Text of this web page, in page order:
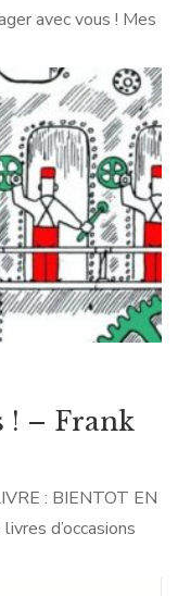
avec vous ! Mes
la plus fortiche de
tout […]
! – Frank
: BIENTOT EN
d’occasions